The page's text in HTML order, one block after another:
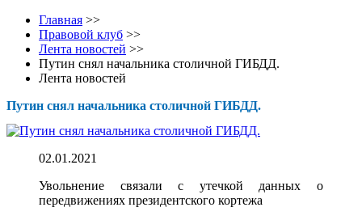
Главная >>
Правовой клуб >>
Лента новостей >>
Путин снял начальника столичной ГИБДД.
Лента новостей
Путин снял начальника столичной ГИБДД.
02.01.2021
Увольнение связали с утечкой данных о
передвижениях президентского кортежа